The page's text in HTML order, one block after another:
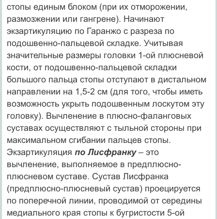
стопы единым блоком (при их отморожении,
размозжении или гангрене). Начинают
экзартикуляцию по Гаранжо с разреза по
подошвенно-пальцевой складке. Учитывая
значительные размеры головки 1-ой плюсневой
кости, от подошвенно-пальцевой складки
большого пальца стопы отступают в дистальном
направлении на 1,5-2 см (для того, чтобы иметь
возможность укрыть подошвенным лоскутом эту
головку). Вычленение в плюсно-фаланговых
суставах осуществляют с тыльной стороны при
максимальном сгибании пальцев стопы.
Экзартикуляция по Лисфранку– это
вычленение, выполняемое в предплюсно-
плюсневом суставе. Сустав Лисфранка
(предплюсно-плюсневый сустав) проецируется
по поперечной линии, проводимой от середины
медиального края стопы к бугристости 5-ой